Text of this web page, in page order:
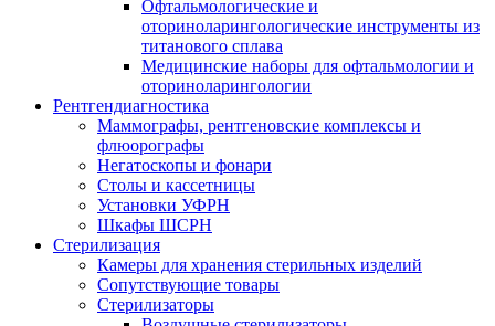
Офтальмологические и
оториноларингологические инструменты из
титанового сплава
Медицинские наборы для офтальмологии и
оториноларингологии
Рентгендиагностика
Маммографы, рентгеновские комплексы и
флюорографы
Негатоскопы и фонари
Столы и кассетницы
Установки УФРН
Шкафы ШСРН
Стерилизация
Камеры для хранения стерильных изделий
Сопутствующие товары
Стерилизаторы